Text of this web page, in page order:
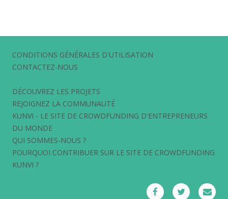
CONDITIONS GÉNÉRALES D'UTILISATION
CONTACTEZ-NOUS
DÉCOUVREZ LES PROJETS
REJOIGNEZ LA COMMUNAUTÉ
KUNVI - LE SITE DE CROWDFUNDING D'ENTREPRENEURS
DU MONDE
QUI SOMMES-NOUS ?
POURQUOI CONTRIBUER SUR LE SITE DE CROWDFUNDING
KUNVI ?